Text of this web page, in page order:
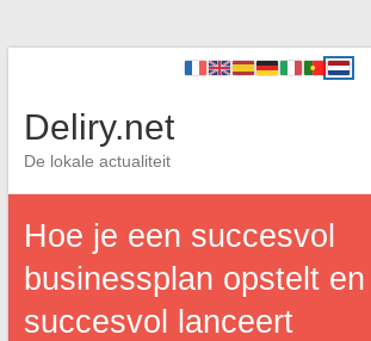
Deliry.net
De lokale actualiteit
Hoe je een succesvol
businessplan opstelt
succesvol lanceert